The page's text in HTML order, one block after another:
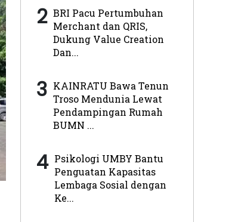
2 BRI Pacu Pertumbuhan
Merchant dan QRIS,
Dukung Value Creation
Dan...
3 KAINRATU Bawa Tenun
Troso Mendunia Lewat
Pendampingan Rumah
BUMN ...
4 Psikologi UMBY Bantu
Penguatan Kapasitas
Lembaga Sosial dengan
Ke...